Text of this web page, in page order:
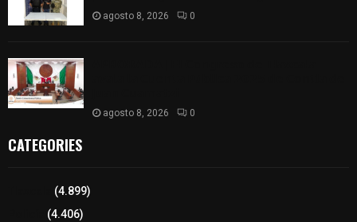
agosto 8, 2026 0
agosto 8, 2026 0
CATEGORIES
(4.899)
(4.406)